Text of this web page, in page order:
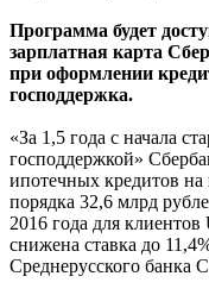
Программа будет
зарплатная карта
при оформлении
господдержка.
«За 1,5 года с начала
господдержкой»
ипотечных кредитов
порядка 32,6 млрд
2016 года для
снижена ставка до
Среднерусского банка